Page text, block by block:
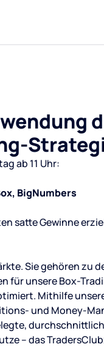
ab 11 Uhr:
BigNumbers
satte Gewinne
Sie gehören zu
für unsere Box-
Mithilfe
und Money-
– das